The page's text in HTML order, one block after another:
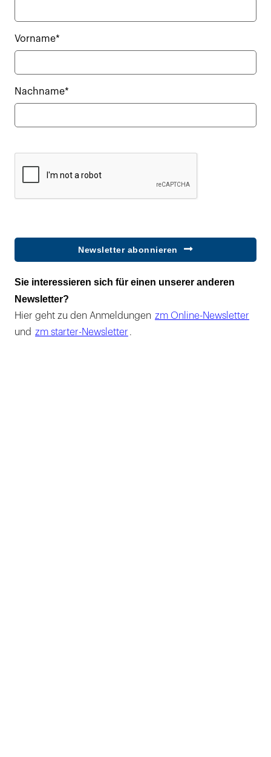
Vorname*
Nachname*
Newsletter abonnieren
Sie interessieren sich für einen unserer anderen
Newsletter?
Hier geht zu den Anmeldungen zm Online-Newsletter
und zm starter-Newsletter .